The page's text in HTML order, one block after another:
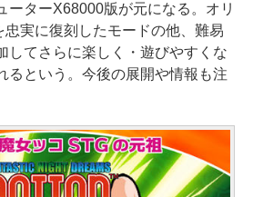
ーターX68000版が元になる。オリ
忠実に復刻したモードの他、難易
してさらに楽しく・遊びやすくな
るという。今後の展開や情報も注